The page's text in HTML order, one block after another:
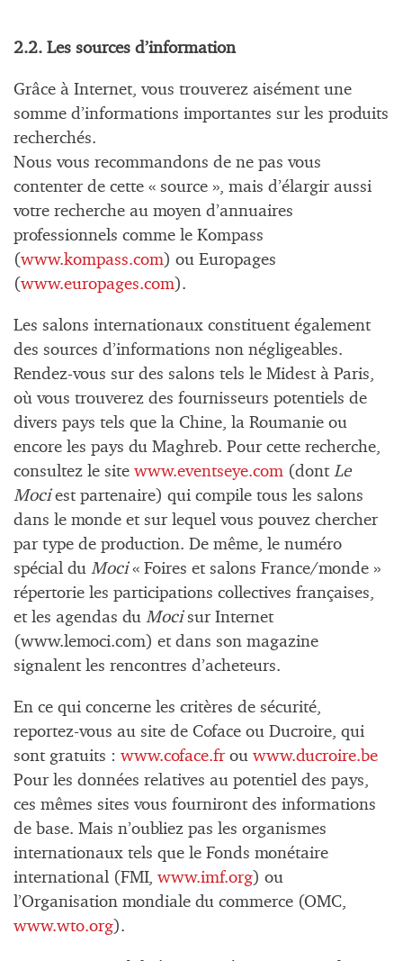
2.2. Les sources d’information
Grâce à Internet, vous trouverez aisément une
somme d’informations importantes sur les produits
recherchés.
Nous vous recommandons de ne pas vous
contenter de cette « source », mais d’élargir aussi
votre recherche au moyen d’annuaires
professionnels comme le Kompass
(www.kompass.com) ou Europages
(www.europages.com).
Les salons internationaux constituent également
des sources d’informations non négligeables.
Rendez-vous sur des salons tels le Midest à Paris,
où vous trouverez des fournisseurs potentiels de
divers pays tels que la Chine, la Roumanie ou
encore les pays du Maghreb. Pour cette recherche,
consultez le site www.eventseye.com (dont Le
Mociest partenaire) qui compile tous les salons
dans le monde et sur lequel vous pouvez chercher
par type de production. De même, le numéro
spécial du Moci« Foires et salons France/monde »
répertorie les participations collectives françaises,
et les agendas du Mocisur Internet
(www.lemoci.com) et dans son magazine
signalent les rencontres d’acheteurs.
En ce qui concerne les critères de sécurité,
reportez-vous au site de Coface ou Ducroire, qui
sont gratuits : www.coface.frou www.ducroire.be
Pour les données relatives au potentiel des pays,
ces mêmes sites vous fourniront des informations
de base. Mais n’oubliez pas les organismes
internationaux tels que le Fonds monétaire
international (FMI, www.imf.org) ou
l’Organisation mondiale du commerce (OMC,
www.wto.org).